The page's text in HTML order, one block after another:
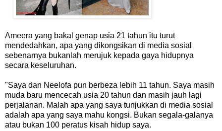
Ameera yang bakal genap usia 21 tahun itu turut
mendedahkan, apa yang dikongsikan di media sosial
sebenarnya bukanlah merujuk kepada gaya hidupnya
secara keseluruhan.
"Saya dan Neelofa pun berbeza lebih 11 tahun. Saya masih
muda baru mencecah usia 20 tahun dan masih jauh lagi
perjalanan. Malah apa yang saya tunjukkan di media sosial
adalah apa yang saya mahu kongsi. Bukan segala-galanya
atau bukan 100 peratus kisah hidup saya.